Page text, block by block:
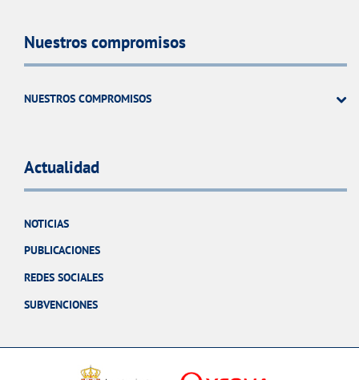
Nuestros compromisos
NUESTROS COMPROMISOS
Actualidad
NOTICIAS
PUBLICACIONES
REDES SOCIALES
SUBVENCIONES